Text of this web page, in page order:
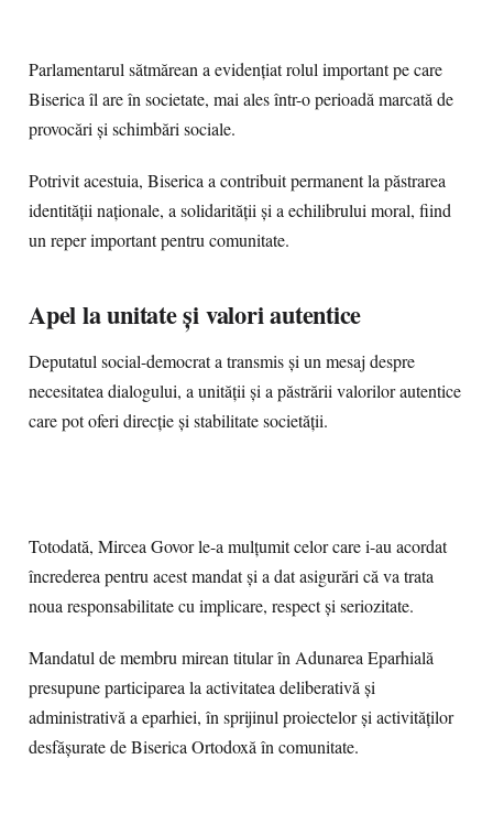
Parlamentarul sătmărean a evidențiat rolul important pe care
Biserica îl are în societate, mai ales într-o perioadă marcată de
provocări și schimbări sociale.
Potrivit acestuia, Biserica a contribuit permanent la păstrarea
identității naționale, a solidarității și a echilibrului moral, fiind
un reper important pentru comunitate.
Apel la unitate și valori autentice
Deputatul social-democrat a transmis și un mesaj despre
necesitatea dialogului, a unității și a păstrării valorilor autentice
care pot oferi direcție și stabilitate societății.
Totodată, Mircea Govor le-a mulțumit celor care i-au acordat
încrederea pentru acest mandat și a dat asigurări că va trata
noua responsabilitate cu implicare, respect și seriozitate.
Mandatul de membru mirean titular în Adunarea Eparhială
presupune participarea la activitatea deliberativă și
administrativă a eparhiei, în sprijinul proiectelor și activităților
desfășurate de Biserica Ortodoxă în comunitate.